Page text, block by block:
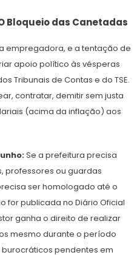
Bloqueio das Canetadas
empregadora, e a tentação de
apoio político às vésperas
Tribunais de Contas e do TSE.
contratar, demitir sem justa
(acima da inflação) aos
Se a prefeitura precisa
professores ou guardas
ser homologado até o
for publicada no Diário Oficial
ganha o direito de realizar
mesmo durante o período
pendentes em